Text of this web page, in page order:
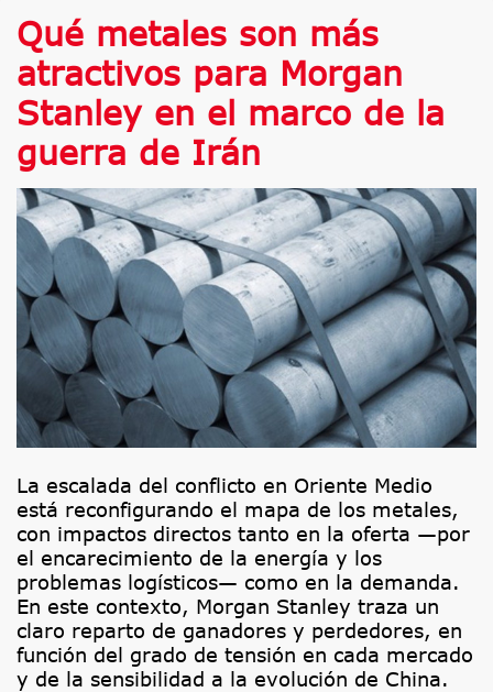
Qué metales son más
atractivos para Morgan
Stanley en el marco de la
guerra de Irán
La escalada del conflicto en Oriente Medio
está reconfigurando el mapa de los metales,
con impactos directos tanto en la oferta —por
el encarecimiento de la energía y los
problemas logísticos— como en la demanda.
En este contexto, Morgan Stanley traza un
claro reparto de ganadores y perdedores, en
función del grado de tensión en cada mercado
y de la sensibilidad a la evolución de China.